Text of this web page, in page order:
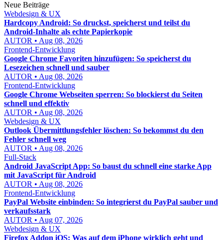
Neue Beiträge
Webdesign & UX
Hardcopy Android: So druckst, speicherst und teilst du
Android-Inhalte als echte Papierkopie
AUTOR • Aug 08, 2026
Frontend-Entwicklung
Google Chrome Favoriten hinzufügen: So speicherst du
Lesezeichen schnell und sauber
AUTOR • Aug 08, 2026
Frontend-Entwicklung
Google Chrome Webseiten sperren: So blockierst du Seiten
schnell und effektiv
AUTOR • Aug 08, 2026
Webdesign & UX
Outlook Übermittlungsfehler löschen: So bekommst du den
Fehler schnell weg
AUTOR • Aug 08, 2026
Full-Stack
Android JavaScript App: So baust du schnell eine starke App
mit JavaScript für Android
AUTOR • Aug 08, 2026
Frontend-Entwicklung
PayPal Website einbinden: So integrierst du PayPal sauber und
verkaufsstark
AUTOR • Aug 07, 2026
Webdesign & UX
Firefox Addon iOS: Was auf dem iPhone wirklich geht und